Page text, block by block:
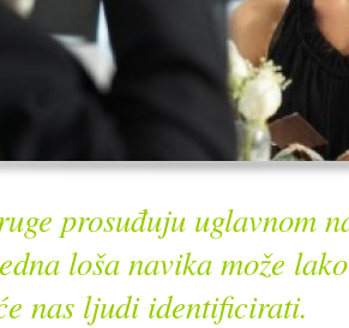
prosuđuju uglavnom
loša navika može
nas ljudi identificirati.